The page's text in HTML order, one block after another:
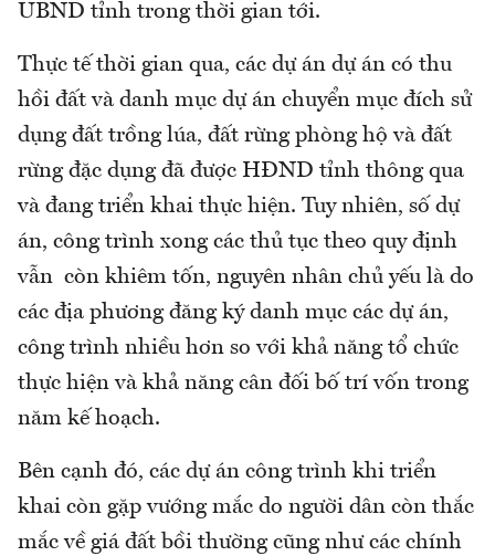
UBND tỉnh trong thời gian tới.
Thực tế thời gian qua, các dự án dự án có thu
hồi đất và danh mục dự án chuyển mục đích sử
dụng đất trồng lúa, đất rừng phòng hộ và đất
rừng đặc dụng đã được HĐND tỉnh thông qua
và đang triển khai thực hiện. Tuy nhiên, số dự
án, công trình xong các thủ tục theo quy định
vẫn còn khiêm tốn, nguyên nhân chủ yếu là do
các địa phương đăng ký danh mục các dự án,
công trình nhiều hơn so với khả năng tổ chức
thực hiện và khả năng cân đối bố trí vốn trong
năm kế hoạch.
Bên cạnh đó, các dự án công trình khi triển
khai còn gặp vướng mắc do người dân còn thắc
mắc về giá đất bồi thường cũng như các chính